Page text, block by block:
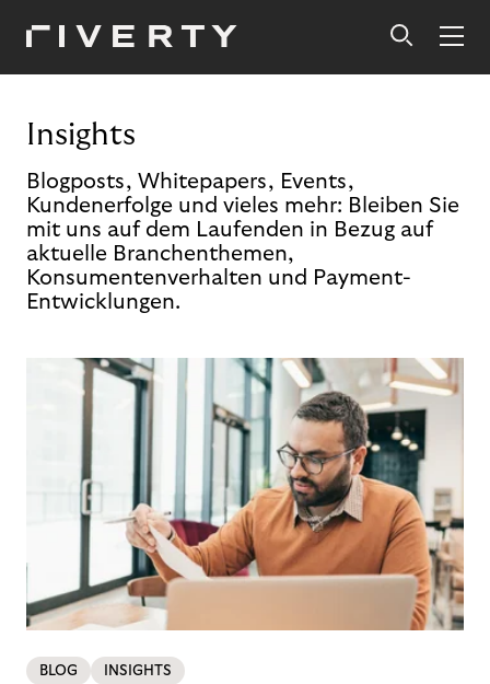
Insights
Blogposts, Whitepapers, Events,
Kundenerfolge und vieles mehr: Bleiben Sie
mit uns auf dem Laufenden in Bezug auf
aktuelle Branchenthemen,
Konsumentenverhalten und Payment-
Entwicklungen.
BLOG INSIGHTS